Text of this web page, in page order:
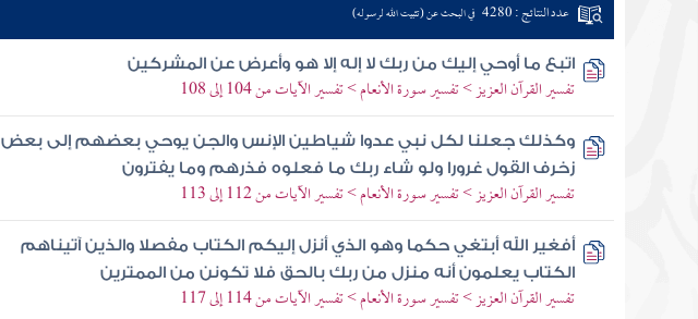
عدد النتائج : 4280 في البحث عن (تثبيت الله لرسوله)
اتبع ما أوحي إليك من ربك لا إله إلا هو وأعرض عن المشركين
تفسير القرآن العزيز > تفسير سورة الأنعام > تفسير الآيات من 104 إلى 108
وكذلك جعلنا لكل نبي عدوا شياطين الإنس والجن يوحي بعضهم إلى بعض
زخرف القول غرورا ولو شاء ربك ما فعلوه فذرهم وما يفترون
تفسير القرآن العزيز > تفسير سورة الأنعام > تفسير الآيات من 112 إلى 113
أفغير الله أبتغي حكما وهو الذي أنزل إليكم الكتاب مفصلا والذين آتيناهم
الكتاب يعلمون أنه منزل من ربك بالحق فلا تكونن من الممترين
تفسير القرآن العزيز > تفسير سورة الأنعام > تفسير الآيات من 114 إلى 117